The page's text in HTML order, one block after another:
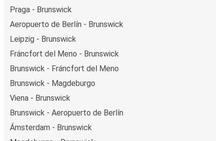
Praga - Brunswick
Aeropuerto de Berlín - Brunswick
Leipzig - Brunswick
Fráncfort del Meno - Brunswick
Brunswick - Fráncfort del Meno
Brunswick - Magdeburgo
Viena - Brunswick
Brunswick - Aeropuerto de Berlín
Ámsterdam - Brunswick